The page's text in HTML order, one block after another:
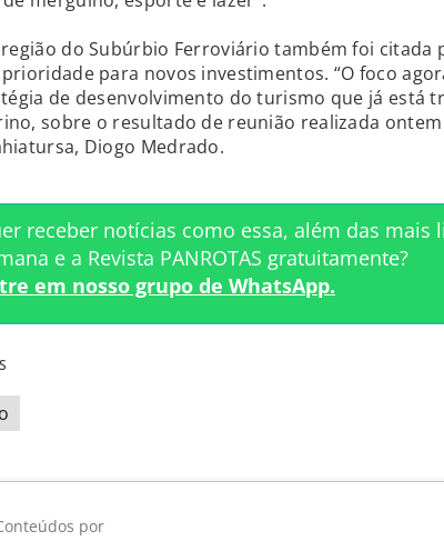
do Subúrbio Ferroviário também foi citada
para novos investimentos. “O foco
de desenvolvimento do turismo que já está
sobre o resultado de reunião realizada ontem
Diogo Medrado.
receber notícias como essa, além das mais
e a Revista PANROTAS gratuitamente?
em nosso grupo de WhatsApp.
por